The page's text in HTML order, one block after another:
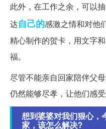
此外，在工作之余，可以
达自己的感激之情和对他
精心制作的贺卡，用文字
福。
尽管不能亲自回家陪伴父
仍然能够尽孝，让他们感受
想到婆婆对我们狠心，
家，该怎么解决?